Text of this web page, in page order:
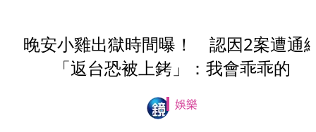
晚安小雞出獄時間曝！ 認因2案遭通
「返台恐被上銬」：我會乖乖的
娛樂